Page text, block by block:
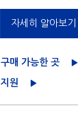
자세히 알아보기
구매 가능한 곳
지원